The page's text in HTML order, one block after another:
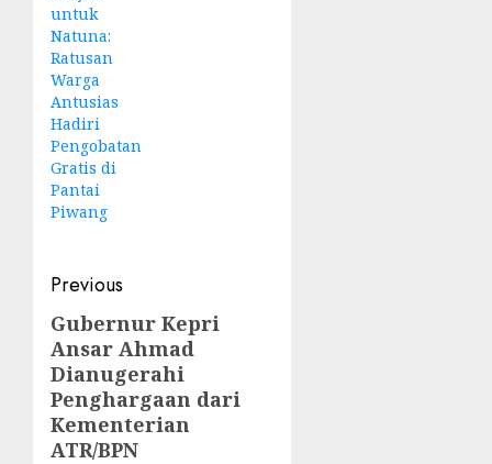
untuk
Natuna:
Ratusan
Warga
Antusias
Hadiri
Pengobatan
Gratis di
Pantai
Piwang
Post
navigation
Previous
Previous
post:
Gubernur Kepri
Ansar Ahmad
Dianugerahi
Penghargaan dari
Kementerian
ATR/BPN